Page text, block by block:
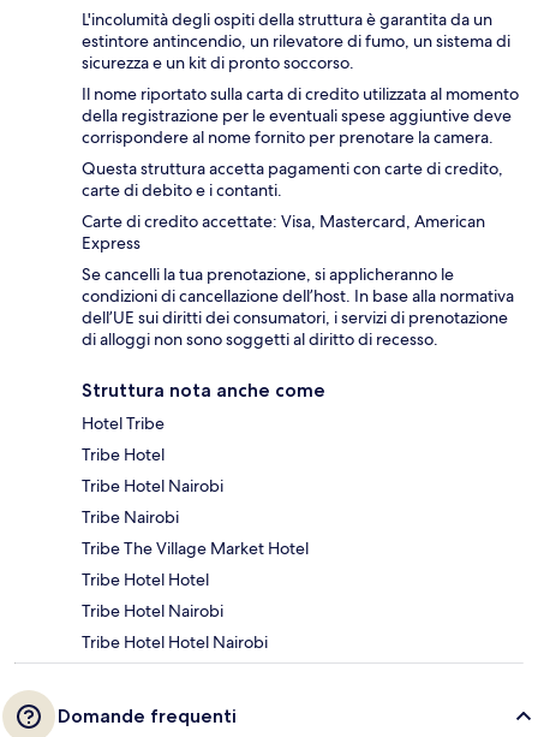
L'incolumità degli ospiti della struttura è garantita da un
estintore antincendio, un rilevatore di fumo, un sistema di
sicurezza e un kit di pronto soccorso.
Il nome riportato sulla carta di credito utilizzata al momento
della registrazione per le eventuali spese aggiuntive deve
corrispondere al nome fornito per prenotare la camera.
Questa struttura accetta pagamenti con carte di credito,
carte di debito e i contanti.
Carte di credito accettate: Visa, Mastercard, American
Express
Se cancelli la tua prenotazione, si applicheranno le
condizioni di cancellazione dell’host. In base alla normativa
dell’UE sui diritti dei consumatori, i servizi di prenotazione
di alloggi non sono soggetti al diritto di recesso.
Struttura nota anche come
Hotel Tribe
Tribe Hotel
Tribe Hotel Nairobi
Tribe Nairobi
Tribe The Village Market Hotel
Tribe Hotel Hotel
Tribe Hotel Nairobi
Tribe Hotel Hotel Nairobi
Domande frequenti